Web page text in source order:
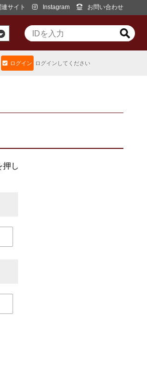
連サイト Instagram お問い合わせ
ログイン ログインしてください
押し